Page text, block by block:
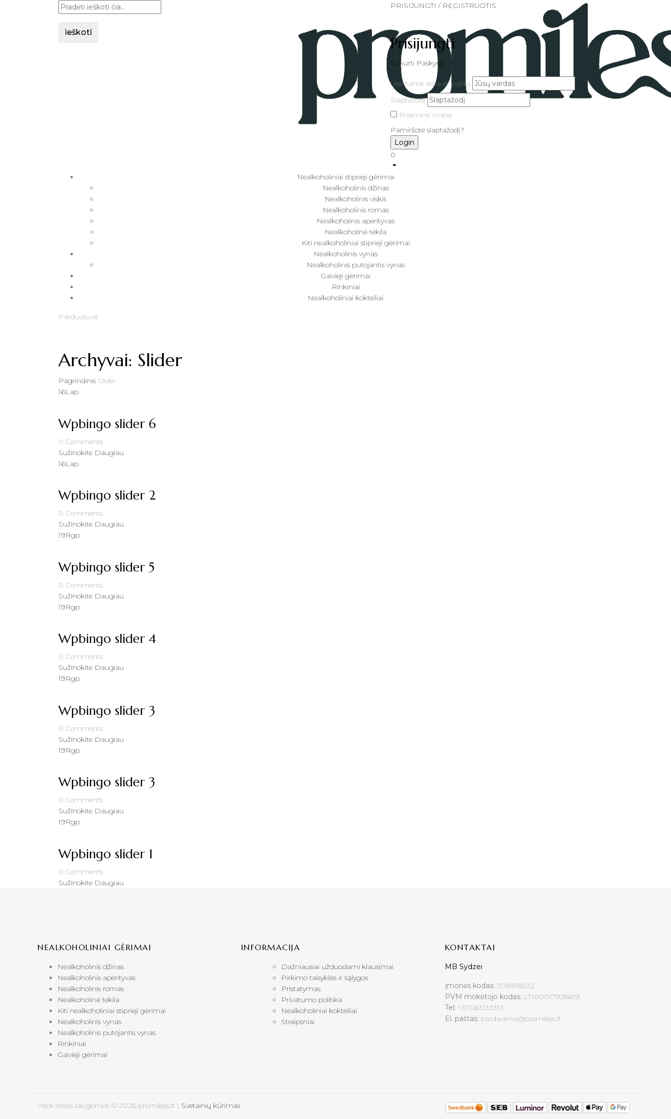
ieškoti
PRISIJUNGTI / REGISTRUOTIS
Prisijungti
Sukurti Paskyrą
Uesrname arba el. paštu
Slaptažodį
Prisiminti mane
Pamiršote slaptažodį?
0
Nealkoholiniai stiprieji gėrimai
Nealkoholinis džinas
Nealkoholinis viskis
Nealkoholinis romas
Nealkoholinis aperityvas
Nealkoholinė tekila
Kiti nealkoholiniai stiprieji gėrimai
Nealkoholinis vynas
Nealkoholinis putojantis vynas
Gaivieji gėrimai
Rinkiniai
Nealkoholiniai kokteiliai
Parduotuvė
Archyvai: Slider
Pagrindinis Slider
16Lap
Wpbingo slider 6
0 Comments
Sužinokite Daugiau
16Lap
Wpbingo slider 2
0 Comments
Sužinokite Daugiau
19Rgp
Wpbingo slider 5
0 Comments
Sužinokite Daugiau
19Rgp
Wpbingo slider 4
0 Comments
Sužinokite Daugiau
19Rgp
Wpbingo slider 3
0 Comments
Sužinokite Daugiau
19Rgp
Wpbingo slider 3
0 Comments
Sužinokite Daugiau
19Rgp
Wpbingo slider 1
0 Comments
Sužinokite Daugiau
NEALKOHOLINIAI GĖRIMAI
Nealkoholinis džinas
Nealkoholinis aperityvas
Nealkoholinis romas
Nealkoholinė tekila
Kiti nealkoholiniai stiprieji gėrimai
Nealkoholinis vynas
Nealkoholinis putojantis vynas
Rinkiniai
Gaivieji gėrimai
INFORMACIJA
Dažniausiai užduodami klausimai
Pirkimo taisyklės ir sąlygos
Pristatymas
Privatumo politika
Nealkoholiniai kokteiliai
Straipsniai
KONTAKTAI
MB Sydzei
Įmonės kodas: 306918032
PVM mokėtojo kodas: LT100017928619
Tel: +37063133313
El. paštas: pardavimai@promiless.lt
Visos teisės saugomos © 2026 promiless.lt | Svetainių kūrimas